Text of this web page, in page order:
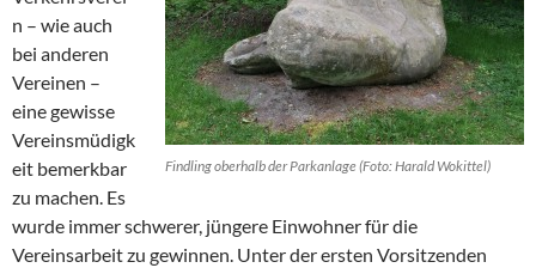
Findling oberhalb der Parkanlage (Foto: Harald Wokittel)
n – wie auch
bei anderen
Vereinen –
eine gewisse
Vereinsmüdigk
eit bemerkbar
zu machen. Es
wurde immer schwerer, jüngere Einwohner für die
Vereinsarbeit zu gewinnen. Unter der ersten Vorsitzenden